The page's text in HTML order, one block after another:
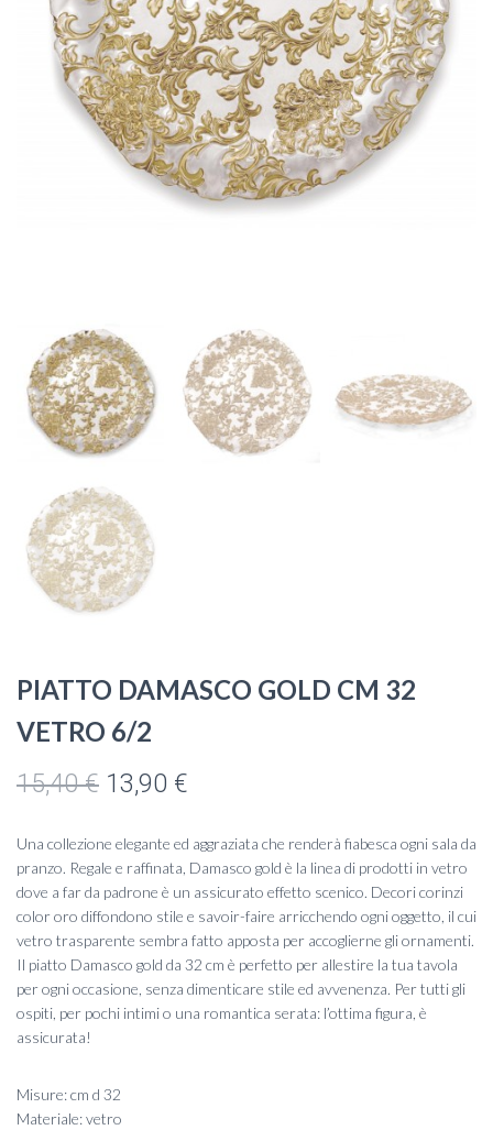
PIATTO DAMASCO GOLD CM 32
VETRO 6/2
15,40€ Il
originale
era:
15,40 €.
13,90 €
attuale
è:
13,90 €.
Una collezione elegante ed aggraziata che renderà fiabesca ogni sala da
pranzo. Regale e raffinata, Damasco gold è la linea di prodotti in vetro
dove a far da padrone è un assicurato effetto scenico. Decori corinzi
color oro diffondono stile e savoir-faire arricchendo ogni oggetto, il cui
vetro trasparente sembra fatto apposta per accoglierne gli ornamenti.
Il piatto Damasco gold da 32 cm è perfetto per allestire la tua tavola
per ogni occasione, senza dimenticare stile ed avvenenza. Per tutti gli
ospiti, per pochi intimi o una romantica serata: l’ottima figura, è
assicurata!
Misure: cm d 32
Materiale: vetro